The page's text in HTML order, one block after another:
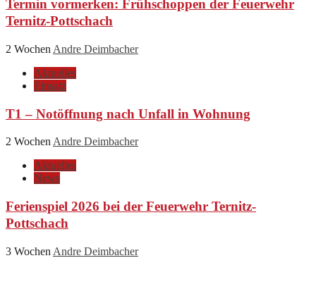
Termin vormerken: Frühschoppen der Feuerwehr
Ternitz-Pottschach
2 Wochen Andre Deimbacher
Aktuelles
Einsatz
T1 – Notöffnung nach Unfall in Wohnung
2 Wochen Andre Deimbacher
Aktuelles
News
Ferienspiel 2026 bei der Feuerwehr Ternitz-
Pottschach
3 Wochen Andre Deimbacher